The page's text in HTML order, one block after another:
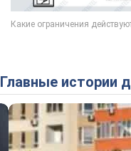
Главные истории